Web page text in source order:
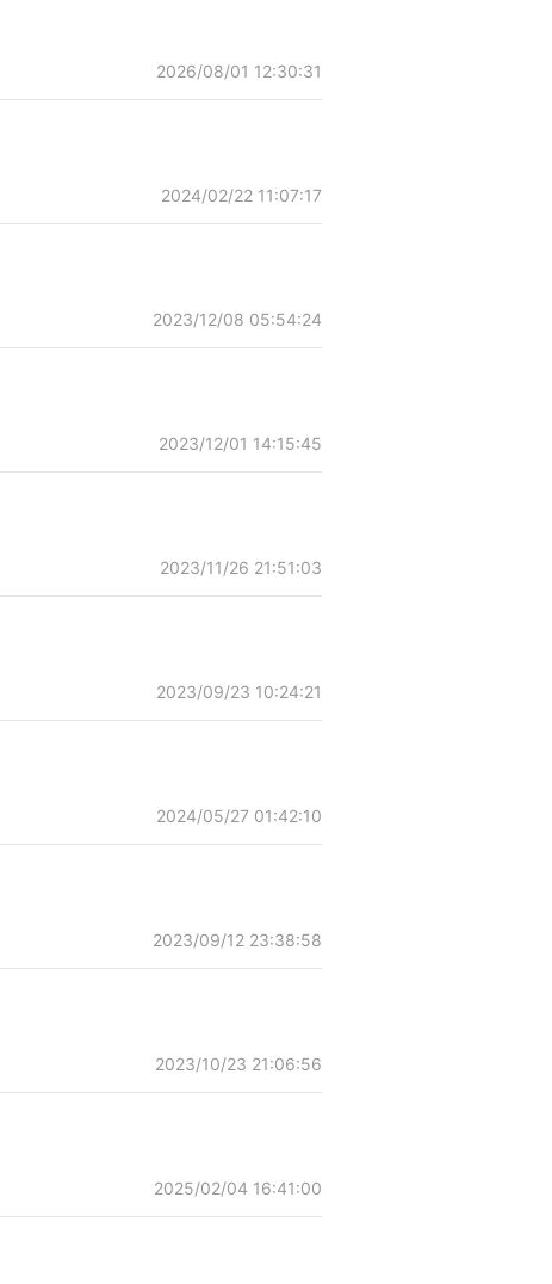
2026/08/01 12:30:31
2024/02/22 11:07:17
2023/12/08 05:54:24
2023/12/01 14:15:45
2023/11/26 21:51:03
2023/09/23 10:24:21
2024/05/27 01:42:10
2023/09/12 23:38:58
2023/10/23 21:06:56
2025/02/04 16:41:00